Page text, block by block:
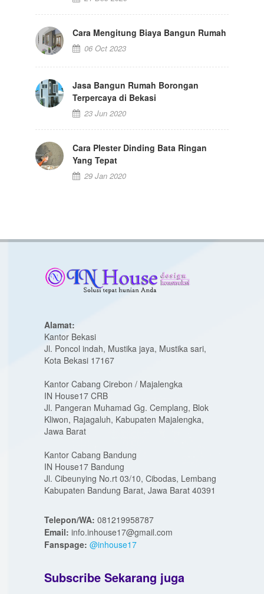
Cara Mengitung Biaya Bangun Rumah
06 Oct 2023
Jasa Bangun Rumah Borongan
Terpercaya di Bekasi
23 Jun 2020
Cara Plester Dinding Bata Ringan
Yang Tepat
29 Jan 2020
Alamat:
Kantor Bekasi
Jl. Poncol indah, Mustika jaya, Mustika sari,
Kota Bekasi 17167
Kantor Cabang Cirebon / Majalengka
IN House17 CRB
Jl. Pangeran Muhamad Gg. Cemplang, Blok
Kliwon, Rajagaluh, Kabupaten Majalengka,
Jawa Barat
Kantor Cabang Bandung
IN House17 Bandung
Jl. Cibeunying No.rt 03/10, Cibodas, Lembang
Kabupaten Bandung Barat, Jawa Barat 40391
Telepon/WA: 081219958787
Email: info.inhouse17@gmail.com
Fanspage: @inhouse17
Subscribe Sekarang juga